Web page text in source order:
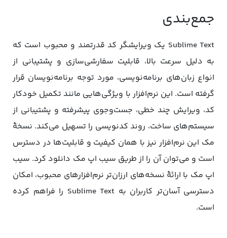
جمع‌بندی
Sublime Text یک ویرایشگر کد قدرتمند و محبوب است که
به دلیل سرعت بالا، قابلیت سفارشی‌سازی و پشتیبانی از
انواع زبان‌های برنامه‌نویسی، مورد توجه برنامه‌نویسان قرار
گرفته است. این نرم‌افزار با ویژگی‌هایی مانند تکمیل خودکار
کد، ویرایش چند خطی، جست‌وجوی پیشرفته و پشتیبانی از
سیستم‌های ساخت، روند کدنویسی را تسهیل می‌کند. نسخۀ
مک این نرم‌افزار نیز با همان کیفیت و قابلیت‌ها در دسترس
است و می‌توان آن را از طریق سیب اپ مک دانلود کرد. سیب
اپ مک با ارائۀ نسخه‌های ارزان‌تر نرم‌افزارهای محبوب، امکان
دسترسی آسان‌تر کاربران به Sublime Text را فراهم کرده
است.